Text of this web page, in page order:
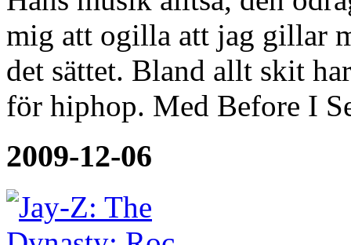
Jag har aldrig förmått mig
Hans musik alltså, den
mig att ogilla att jag gillar
för hiphop. Med Before I
2009-12-06